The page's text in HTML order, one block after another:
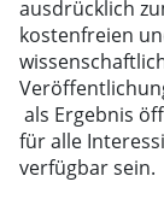
ausdrücklich
kostenfreien
als Ergebnis
für alle
verfügbar sein.